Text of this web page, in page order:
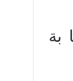
بة